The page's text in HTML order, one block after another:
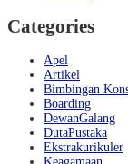
Categories
Apel
Artikel
Bimbingan
Boarding
DewanGalang
DutaPustaka
Ekstrakurikuler